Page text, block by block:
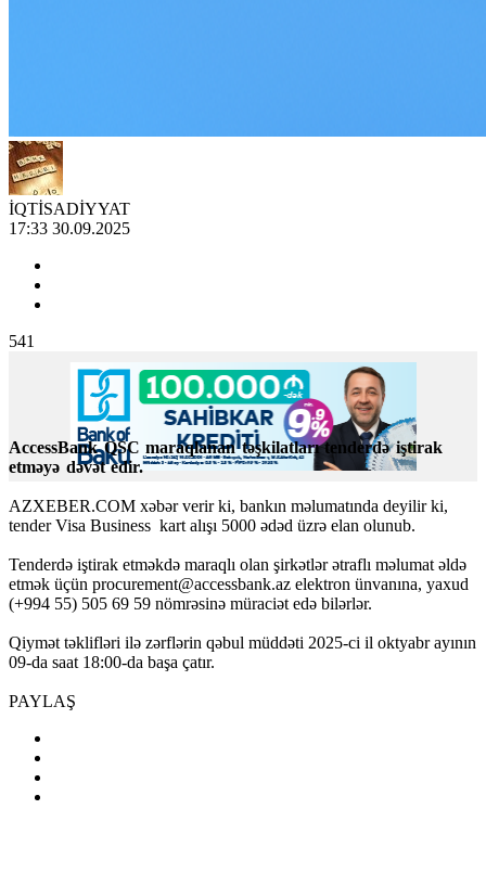
İQTİSADİYYAT
17:33 30.09.2025
541
AccessBank QSC maraqlanan təşkilatları tenderdə iştirak
etməyə dəvət edir.
AZXEBER.COM xəbər verir ki, bankın məlumatında deyilir ki,
tender Visa Business kart alışı 5000 ədəd üzrə elan olunub.
Tenderdə iştirak etməkdə maraqlı olan şirkətlər ətraflı məlumat əldə
etmək üçün procurement@accessbank.az elektron ünvanına, yaxud
(+994 55) 505 69 59 nömrəsinə müraciət edə bilərlər.
Qiymət təklifləri ilə zərflərin qəbul müddəti 2025-ci il oktyabr ayının
09-da saat 18:00-da başa çatır.
PAYLAŞ